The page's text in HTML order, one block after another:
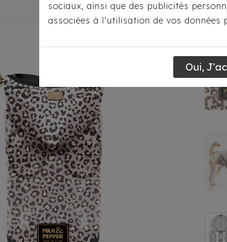
sociaux, ainsi que des publicités
associées à l'utilisation de vos données